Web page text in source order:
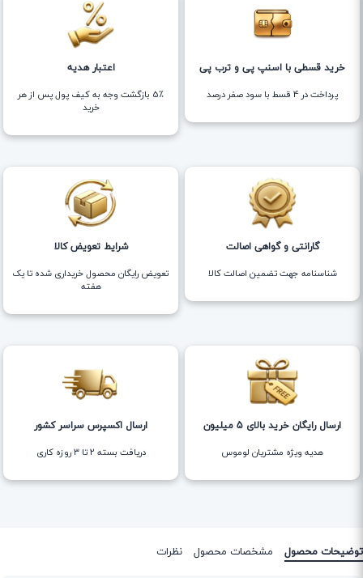
خرید قسطی با اسنپ پی و ترب پی
پرداخت در 4 قسط با سود صفر درصد
اعتبار هدیه
5٪ بازگشت وجه به کیف پول پس از هر
خرید
گارانتی و گواهی اصالت
شناسنامه جهت تضمین اصالت کالا
شرایط تعویض کالا
تعویض رایگان محصول خریداری شده تا یک
هفته
ارسال رایگان خرید بالای 5 میلیون
هدیه ویژه مشتریان لوموس
ارسال اکسپرس سراسر کشور
دریافت بسته ۲ تا ۳ روزه کاری
توضیحات محصول مشخصات محصول نظرات